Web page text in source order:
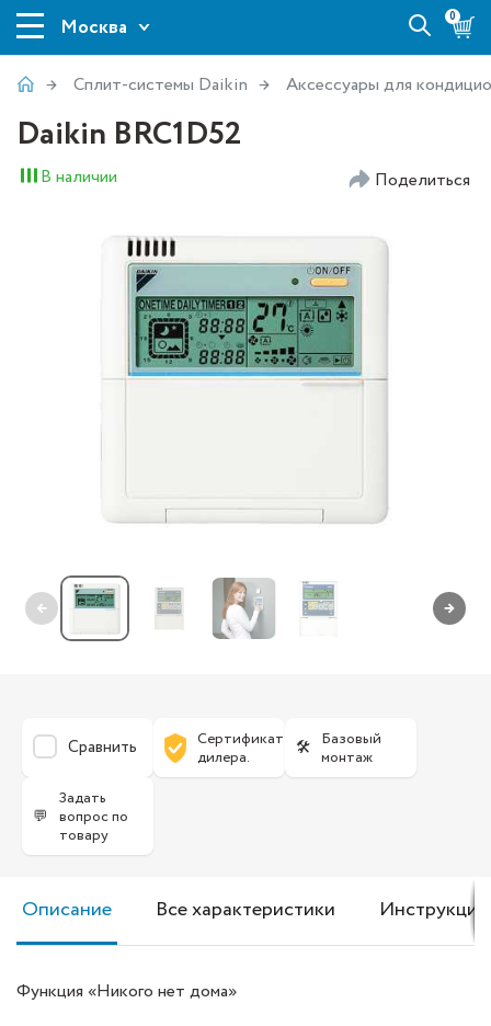
Москва 0
Сплит-системы Daikin Аксессуары для
Daikin BRC1D52
В наличии Поделиться
← →
Сравнить
Сертификат
дилера.
🛠 Базовый
монтаж
💬
Задать
вопрос по
товару
Описание Все характеристики Инструкция
Функция «Никого нет дома»